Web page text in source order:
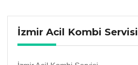
İzmir Acil Kombi Servisi